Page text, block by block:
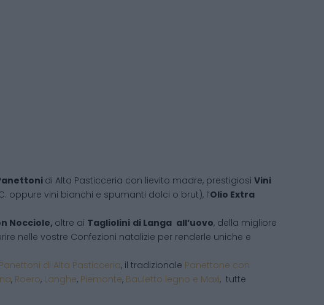
di Alta Pasticceria con lievito madre, prestigiosi Vini
oppure vini bianchi e spumanti dolci o brut), l’Olio Extra
Nocciole, oltre ai Tagliolini di Langa all’uovo, della migliore
nelle vostre Confezioni natalizie per renderle uniche e
Panettoni di Alta Pasticceria, il tradizionale Panettone con
, Roero, Langhe, Piemonte, Bauletto legno e Maxi, tutte